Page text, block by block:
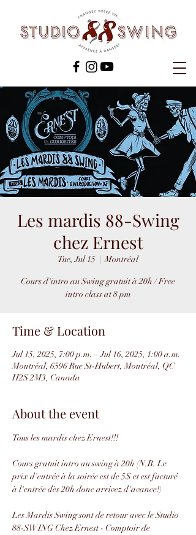
Les mardis 88-Swing
chez Ernest
Tue, Jul 15
  |
Montréal
Cours d'intro au Swing gratuit à 20h / Free
intro class at 8 pm
Time & Location
Jul 15, 2025, 7:00 p.m. – Jul 16, 2025, 1:00 a.m.
Montréal, 6596 Rue St-Hubert, Montréal, QC
H2S 2M3, Canada
About the event
Tous les mardis chez Ernest!!!
Cours gratuit intro au swing à 20h (N.B. Le
prix d'entrée à la soirée est de 5$ et est facturé
à l'entrée dès 20h donc arrivez d'avance!)
Les Mardis Swing sont de retour avec le Studio
88-SWING Chez Ernest - Comptoir de